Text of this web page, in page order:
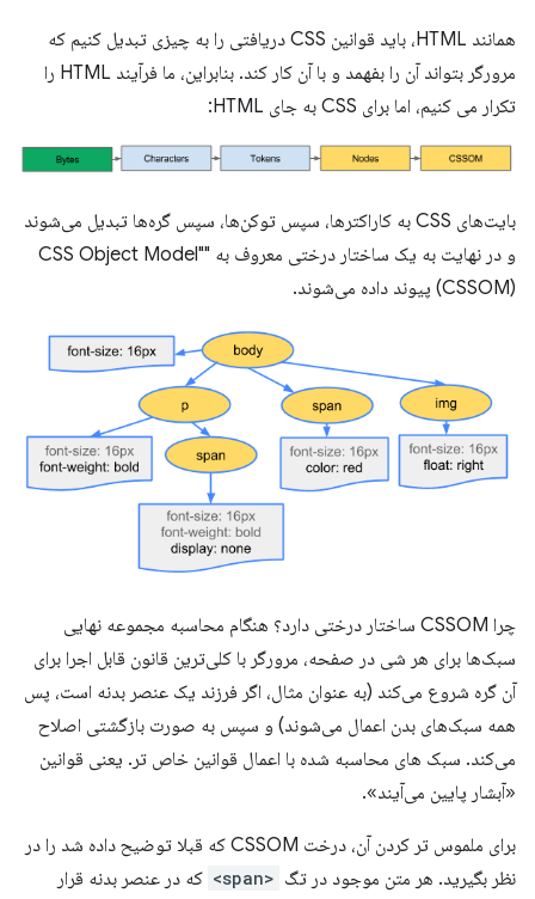
همانند HTML، باید قوانین CSS دریافتی را به چیزی تبدیل کنیم که
مرورگر بتواند آن را بفهمد و با آن کار کند. بنابراین، ما فرآیند HTML را
تکرار می کنیم، اما برای CSS به جای HTML:
بایت‌های CSS به کاراکترها، سپس توکن‌ها، سپس گره‌ها تبدیل می‌شوند
و در نهایت به یک ساختار درختی معروف به "CSS Object Model"
(CSSOM) پیوند داده می‌شوند.
چرا CSSOM ساختار درختی دارد؟ هنگام محاسبه مجموعه نهایی
سبک‌ها برای هر شی در صفحه، مرورگر با کلی‌ترین قانون قابل اجرا برای
آن گره شروع می‌کند (به عنوان مثال، اگر فرزند یک عنصر بدنه است، پس
همه سبک‌های بدن اعمال می‌شوند) و سپس به صورت بازگشتی اصلاح
می‌کند. سبک های محاسبه شده با اعمال قوانین خاص تر. یعنی قوانین
«آبشار پایین می‌آیند».
برای ملموس تر کردن آن، درخت CSSOM که قبلا توضیح داده شد را در
نظر بگیرید. هر متن موجود در تگ <span>
که در عنصر بدنه قرار